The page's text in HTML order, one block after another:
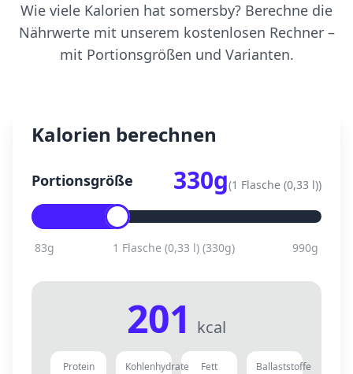
Wie viele Kalorien hat somersby? Berechne die
Nährwerte mit unserem kostenlosen Rechner –
mit Portionsgrößen und Varianten.
Kalorien berechnen
Portionsgröße 330g(1 Flasche (0,33 l))
83g 1 Flasche (0,33 l)(330g) 990g
201 kcal
Protein Kohlenhydrate Fett Ballaststoffe